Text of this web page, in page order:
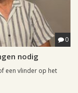
0
nodig
een vlinder op het